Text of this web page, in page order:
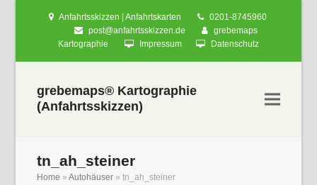
Anfahrtsskizzen | Anfahrtskarten
0201-8745960
post@anfahrtsskizzen.de
grebemaps
Kartographie
Impressum Datenschutz
grebemaps® Kartographie
(Anfahrtsskizzen)
tn_ah_steiner
Home »Autohäuser »tn_ah_steiner